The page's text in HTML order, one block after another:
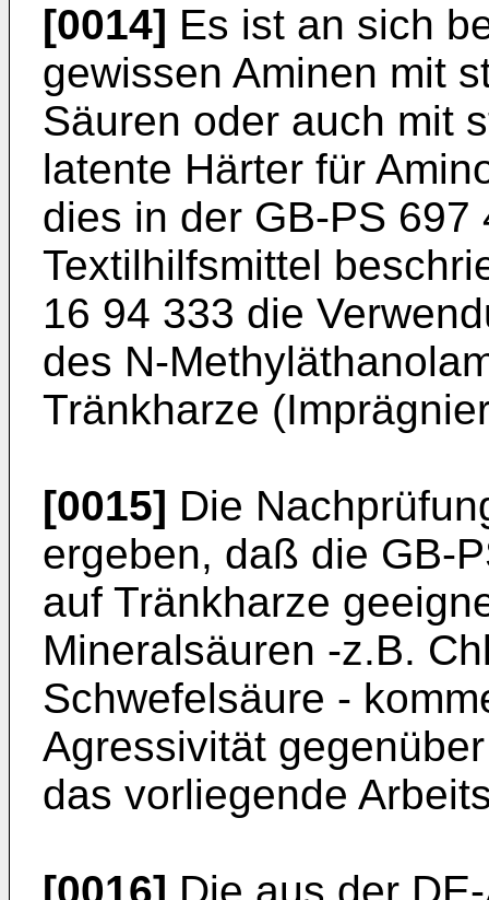
[0014] Es ist an sich
gewissen Aminen mit
Säuren oder auch mit
latente Härter für
dies in der GB-PS
Textilhilfsmittel
16 94 333 die
des N-
Tränkharze
[0015] Die
ergeben, daß die GB-
auf Tränkharze
Mineralsäuren -z.B.
Schwefelsäure -
Agressivität
das vorliegende